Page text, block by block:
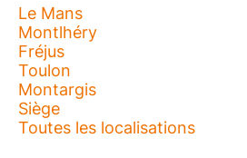
Le Mans
Montlhéry
Fréjus
Toulon
Montargis
Siège
Toutes les localisations